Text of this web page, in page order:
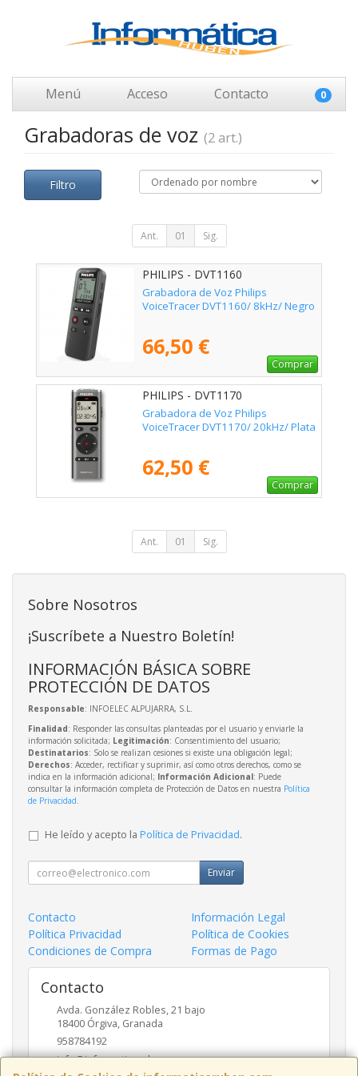
Menú Acceso Contacto 0
Grabadoras de voz (2 art.)
Filtro
Ant. 01 Sig.
PHILIPS - DVT1160
Grabadora de Voz Philips
VoiceTracer DVT1160/ 8kHz/ Negro
66,50 €
Comprar
PHILIPS - DVT1170
Grabadora de Voz Philips
VoiceTracer DVT1170/ 20kHz/ Plata
62,50 €
Comprar
Ant. 01 Sig.
Sobre Nosotros
¡Suscríbete a Nuestro Boletín!
INFORMACIÓN BÁSICA SOBRE
PROTECCIÓN DE DATOS
Responsable: INFOELEC ALPUJARRA, S.L.
Finalidad: Responder las consultas planteadas por el usuario y enviarle la
información solicitada; Legitimación: Consentimiento del usuario;
Destinatarios: Solo se realizan cesiones si existe una obligación legal;
Derechos: Acceder, rectificar y suprimir, así como otros derechos, como se
indica en la información adicional; Información Adicional: Puede
consultar la información completa de Protección de Datos en nuestra Política
de Privacidad.
He leído y acepto la Política de Privacidad.
Enviar
Contacto
Información Legal
Política Privacidad
Política de Cookies
Condiciones de Compra
Formas de Pago
Contacto
Avda. González Robles, 21 bajo
18400 Órgiva, Granada
958784192
info@informaticaruben.com